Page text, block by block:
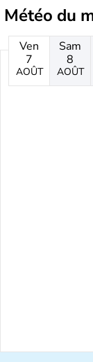
Météo du
Ven
7
AOÛT
Sam
8
AOÛT